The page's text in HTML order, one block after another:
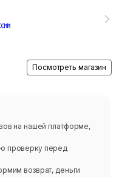
Посмотреть магазин
на нашей платформе,
проверку перед
возврат, деньги